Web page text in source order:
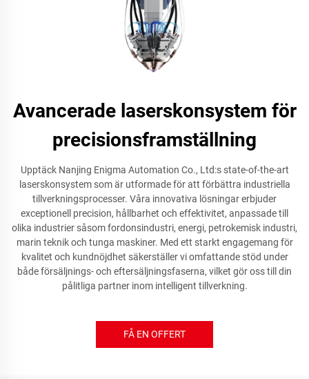
Avancerade laserskonsystem för
precisionsframställning
Upptäck Nanjing Enigma Automation Co., Ltd:s state-of-the-art
laserskonsystem som är utformade för att förbättra industriella
tillverkningsprocesser. Våra innovativa lösningar erbjuder
exceptionell precision, hållbarhet och effektivitet, anpassade till
olika industrier såsom fordonsindustri, energi, petrokemisk industri,
marin teknik och tunga maskiner. Med ett starkt engagemang för
kvalitet och kundnöjdhet säkerställer vi omfattande stöd under
både försäljnings- och eftersäljningsfaserna, vilket gör oss till din
pålitliga partner inom intelligent tillverkning.
FÅ EN OFFERT